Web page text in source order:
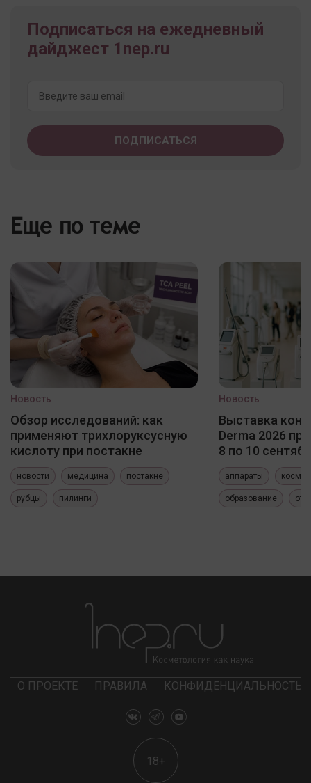
Подписаться на ежедневный
дайджест 1nep.ru
Еще по теме
Новость
Обзор исследований: как
применяют трихлоруксусную
кислоту при постакне
новости медицина постакне
рубцы пилинги
Новость
Выставка
Derma 2026
8 по 10
аппараты
образование
О ПРОЕКТЕ ПРАВИЛА КОНФИДЕНЦИАЛЬНОСТЬ
18+